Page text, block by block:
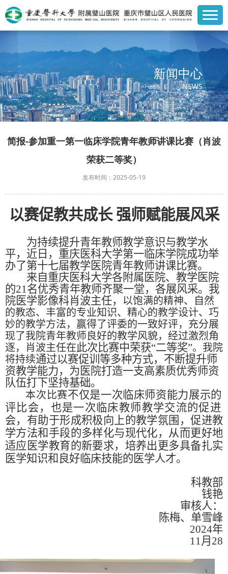
新闻中心
NEWS
简报-参加重一第一临床学院青年教师讲课比赛（肖波
荣获二等奖）
发布时间：2025-05-19
以赛促教共成长 强师赋能展风采
为持续提升青年教师教学意识与教学水
平，近日，重庆医科大学第一临床学院成功举
办了第十七届教学医院青年教师讲课比赛。
来自重庆医科大学各附属医院、教学医院
的21名优秀青年教师齐聚一堂，各展风采。我
院医学影像科肖波主任，
以饱满的精神、自然
的教态、丰富的专业知识、精心的教学设计、巧
妙的教学方法，赢得了评委的一致好评，充分展
现了我院青年教师良好的教学风貌，经过激烈角
逐，肖波主任在此次比赛中荣获“二等奖”。我院
将持续通过以赛促训 等多种方式，不断提升师
资教学能力， 为医院打造一支高素质优秀师资
队伍打下坚持基础。
本次比赛不仅是一次临床师资能力展示的
评比会，也是一次临床教师教学交流的促进
会，有助于形成积极向上的教学氛围，促进教
学方法和手段的多样化与现代化，从而更好地
适应医学教育的新要求，培养出更多具备扎实
医学知识和良好临床技能的医学人才。
科教部
钱艳
审核人：
陈梅、单雪峰
2024年
11月28